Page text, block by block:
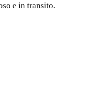
e in transito.